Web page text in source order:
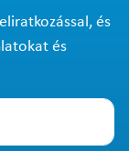
és
és